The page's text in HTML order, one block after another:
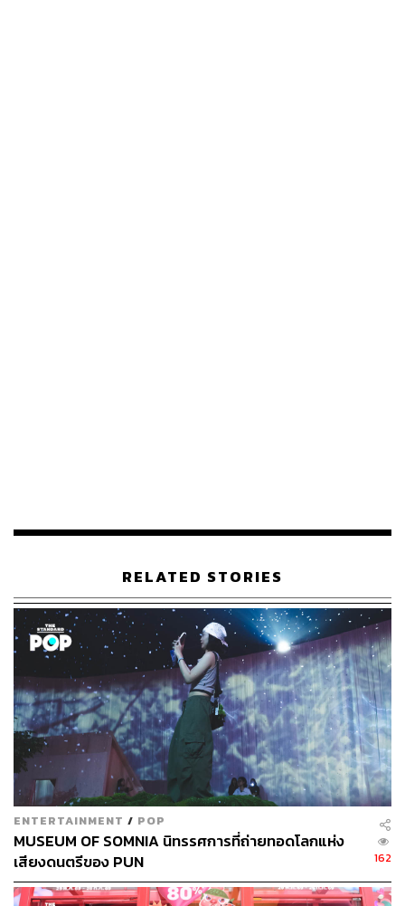
RELATED STORIES
ENTERTAINMENT / POP
MUSEUM OF SOMNIA นิทรรศการที่ถ่ายทอดโลกแห่ง
เสียงดนตรีของ PUN
162